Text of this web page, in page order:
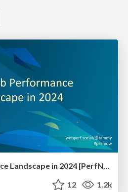
The Web Performance Landscape in 2024 [PerfNow 2024]
12 1.2k